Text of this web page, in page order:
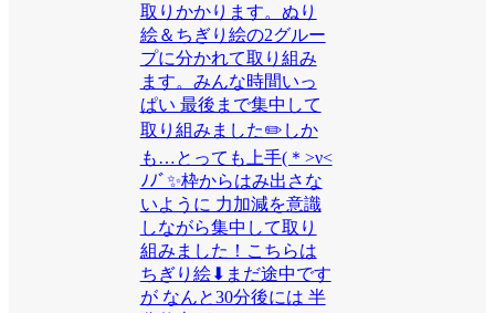
取りかかります。ぬり
絵＆ちぎり絵の2グルー
プに分かれて取り組み
ます。みんな時間いっ
ぱい 最後まで集中して
取り組みました✏️しか
も…とっても上手(＊>ν<
ﾉﾉﾞ✨枠からはみ出さな
いように 力加減を意識
しながら集中して取り
組みました！こちらは
ちぎり絵⬇まだ途中です
が なんと30分後には 半